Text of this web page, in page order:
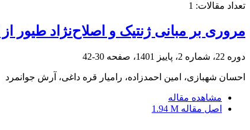
تعداد مقالات: 1
مروری بر مبانی ژنتیک و اصلاح‌نژاد طیور
دوره 22، شماره 2، پاییز 1401، صفحه 30-42
احسان شهبازی، امین احمدزاده، رامیار قره داغی، آرش جوانمرد
مشاهده مقاله
اصل مقاله 1.94 M